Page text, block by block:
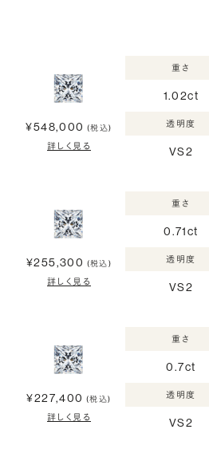
¥548,000 (税込)
詳しく見る
重さ
1.02ct
透明度
VS2
¥255,300 (税込)
詳しく見る
重さ
0.71ct
透明度
VS2
¥227,400 (税込)
詳しく見る
重さ
0.7ct
透明度
VS2